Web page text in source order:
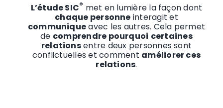
Ingénierie en qualité relationnelle
Contact
L’étude SIC® met en lumière la façon dont
chaque personne interagit et
communiqueavec les autres. Cela permet
de comprendre pourquoi certaines
relationsentre deux personnes sont
conflictuelles et comment améliorer ces
relations.